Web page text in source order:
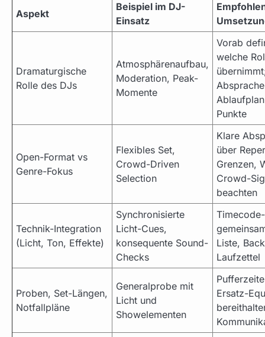
Aspekt
Beispiel im DJ-
Einsatz
Dramaturgische
Rolle des DJs
Atmosphärenaufbau,
Moderation, Peak-
Momente
Vorab
welche
Punkte
Open-Format vs
Genre-Fokus
Flexibles Set,
Crowd-Driven
Selection
Klare
über
Grenzen,
Crowd-
beachten
Technik-Integration
(Licht, Ton, Effekte)
Synchronisierte
Licht-Cues,
konsequente Sound-
Checks
Liste,
Laufzettel
Proben, Set-Längen,
Notfallpläne
Generalprobe mit
Licht und
Showelementen
Ersatz-